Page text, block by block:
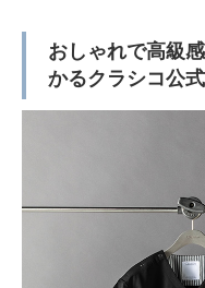
おしゃれで高級
かるクラシコ公